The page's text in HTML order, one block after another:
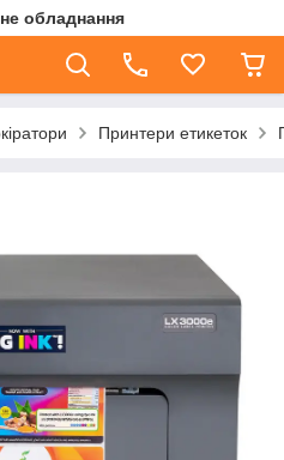
обладнання
Принтери етикеток